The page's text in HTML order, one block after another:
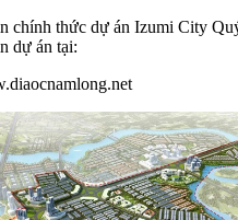
chính thức dự án Izumi City
dự án tại: